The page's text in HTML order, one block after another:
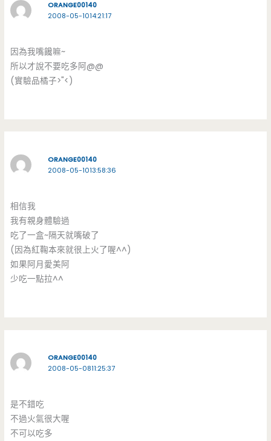
ORANGE00140
2008-05-1014:21:17
因為我嘴饞嘛~
所以才說不要吃多阿@@
(實驗品橘子>"<)
ORANGE00140
2008-05-1013:58:36
相信我
我有親身體驗過
吃了一盒~隔天就嘴破了
(因為紅鞠本來就很上火了喔^^)
如果阿月愛美阿
少吃一點拉^^
ORANGE00140
2008-05-0811:25:37
是不錯吃
不過火氣很大喔
不可以吃多